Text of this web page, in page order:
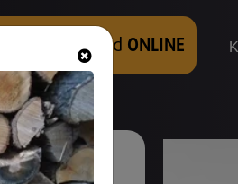
és nézd ONLINE